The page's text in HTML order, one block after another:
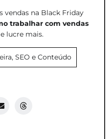
vendas na Black Friday
trabalhar com vendas
lucre mais.
, SEO e Conteúdo